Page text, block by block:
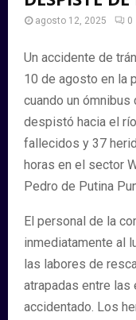
agosto 12, 2025 0
Un accidente de
10 de agosto en la
cuando un ómnibus
despistó hacia el
fallecidos y 37
horas en el sector
Pedro de Putina
El personal de la
inmediatamente al
las labores de
atrapadas entre las
accidentado. Los